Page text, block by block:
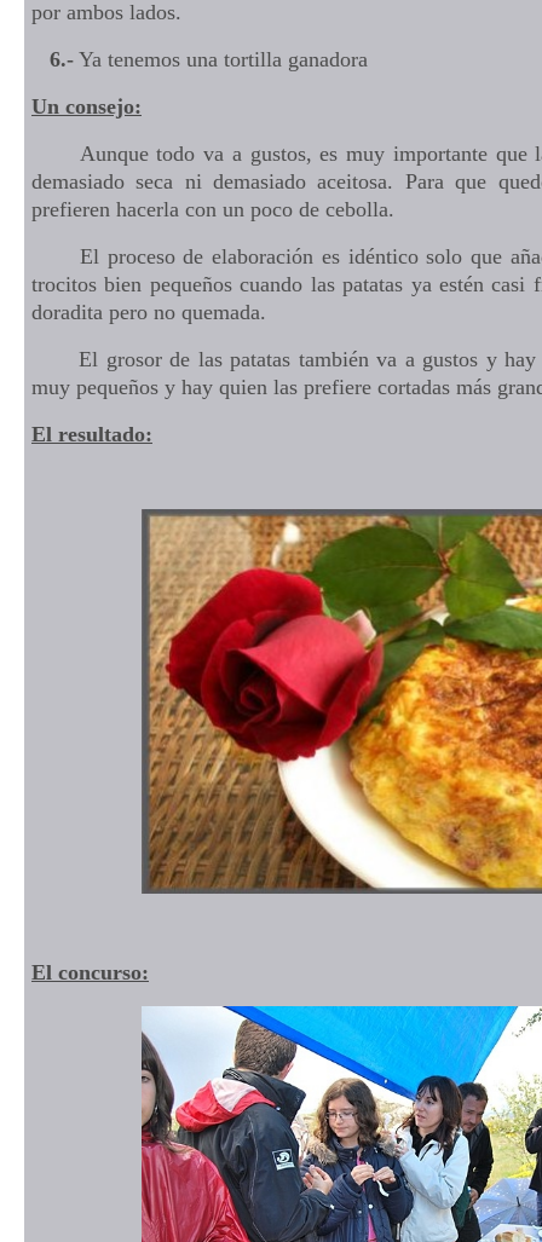
por ambos lados.
6.- Ya tenemos una tortilla ganadora
Un consejo:
Aunque todo va a gustos, es muy importante que
demasiado seca ni demasiado aceitosa. Para que
prefieren hacerla con un poco de cebolla.
El proceso de elaboración es idéntico solo que
trocitos bien pequeños cuando las patatas ya estén
doradita pero no quemada.
El grosor de las patatas también va a gustos y hay
muy pequeños y hay quien las prefiere cortadas más
El resultado:
El concurso: